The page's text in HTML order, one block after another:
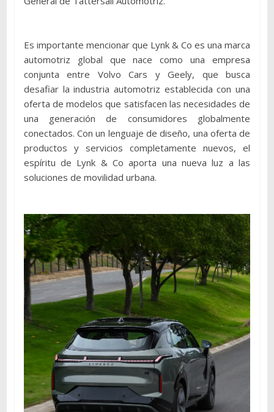
Es importante mencionar que Lynk & Co es una marca
automotriz global que nace como una empresa
conjunta entre Volvo Cars y Geely, que busca
desafiar la industria automotriz establecida con una
oferta de modelos que satisfacen las necesidades de
una generación de consumidores globalmente
conectados. Con un lenguaje de diseño, una oferta de
productos y servicios completamente nuevos, el
espíritu de Lynk & Co aporta una nueva luz a las
soluciones de movilidad urbana.